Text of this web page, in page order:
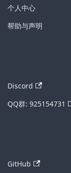
个人中心
帮助与声明
Discord
QQ群: 925154731
GitHub